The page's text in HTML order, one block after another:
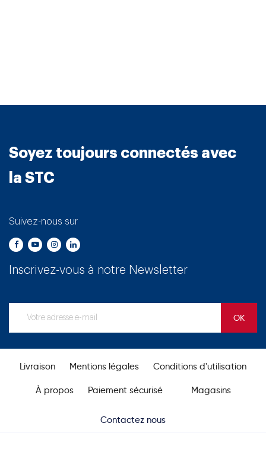
Soyez toujours connectés avec
la STC
Suivez-nous sur
Inscrivez-vous à notre Newsletter
Livraison Mentions légales Conditions d'utilisation
À propos Paiement sécurisé Magasins
Contactez nous